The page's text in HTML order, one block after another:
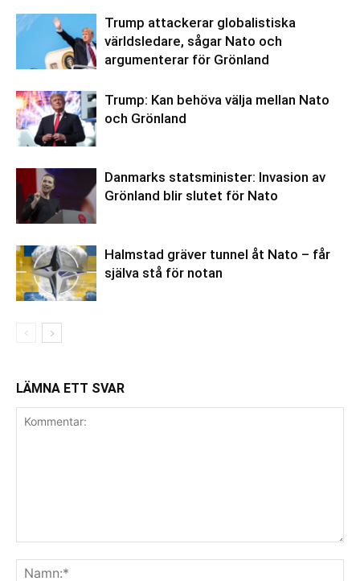
Trump attackerar globalistiska
världsledare, sågar Nato och
argumenterar för Grönland
Trump: Kan behöva välja mellan Nato
och Grönland
Danmarks statsminister: Invasion av
Grönland blir slutet för Nato
Halmstad gräver tunnel åt Nato – får
själva stå för notan
LÄMNA ETT SVAR